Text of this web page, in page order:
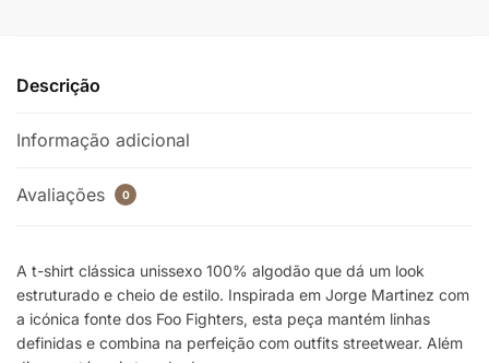
Descrição
Informação adicional
Avaliações 0
A t-shirt clássica unissexo 100% algodão que dá um look
estruturado e cheio de estilo. Inspirada em Jorge Martinez com
a icónica fonte dos Foo Fighters, esta peça mantém linhas
definidas e combina na perfeição com outfits streetwear. Além